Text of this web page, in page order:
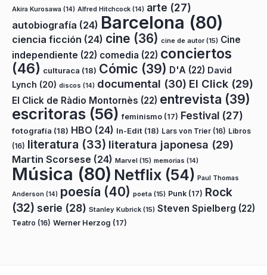
Akira Kurosawa (14) Alfred Hitchcock (14) arte (27)
autobiografía (24) Barcelona (80)
ciencia ficción (24) cine (36) cine de autor(15) Cine
independiente (22) comedia (22) conciertos
(46) culturaca (18) Cómic (39) D'A (22) David
Lynch (20) discos (14) documental (30) El Click (29)
El Click de Ràdio Montornès (22) entrevista (39)
escritoras (56) feminismo (17) Festival (27)
fotografía (18) HBO (24) In-Edit (18) Lars von Trier (16) Libros
(16) literatura (33) literatura japonesa (29)
Martin Scorsese (24) Marvel (15) memorias (14)
Música (80) Netflix (54) Paul Thomas
Anderson (14) poesía (40) poeta (15) Punk (17) Rock
(32) serie (28) Stanley Kubrick (15) Steven Spielberg (22)
Teatro (16) Werner Herzog (17)